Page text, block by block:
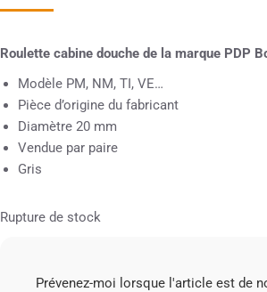
Roulette cabine douche de la marque PDP
Modèle PM, NM, TI, VE…
Pièce d’origine du fabricant
Diamètre 20 mm
Vendue par paire
Gris
Rupture de stock
Prévenez-moi lorsque l'article est de